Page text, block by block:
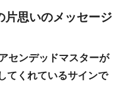
片思いのメッセージ
センデッドマスターが
てくれているサインで